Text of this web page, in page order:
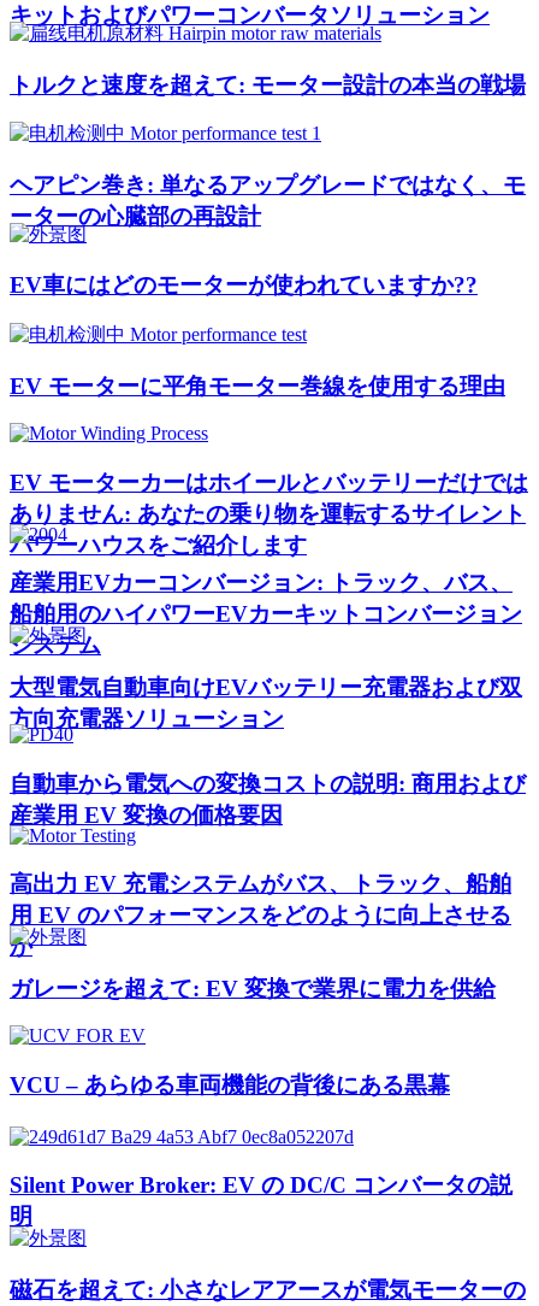
キットおよびパワーコンバータソリューション
トルクと速度を超えて: モーター設計の本当の戦場
ヘアピン巻き: 単なるアップグレードではなく、モ
ーターの心臓部の再設計
EV車にはどのモーターが使われていますか??
EV モーターに平角モーター巻線を使用する理由
EV モーターカーはホイールとバッテリーだけでは
ありません: あなたの乗り物を運転するサイレント
パワーハウスをご紹介します
産業用EVカーコンバージョン: トラック、バス、
船舶用のハイパワーEVカーキットコンバージョン
システム
大型電気自動車向けEVバッテリー充電器および双
方向充電器ソリューション
自動車から電気への変換コストの説明: 商用および
産業用 EV 変換の価格要因
高出力 EV 充電システムがバス、トラック、船舶
用 EV のパフォーマンスをどのように向上させる
か
ガレージを超えて: EV 変換で業界に電力を供給
VCU – あらゆる車両機能の背後にある黒幕
Silent Power Broker: EV の DC/C コンバータの説
明
磁石を超えて: 小さなレアアースが電気モーターの